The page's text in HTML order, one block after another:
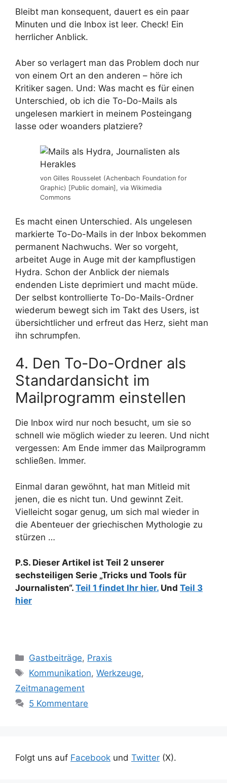
Bleibt man konsequent, dauert es ein paar
Minuten und die Inbox ist leer. Check! Ein
herrlicher Anblick.
Aber so verlagert man das Problem doch nur
von einem Ort an den anderen – höre ich
Kritiker sagen. Und: Was macht es für einen
Unterschied, ob ich die To-Do-Mails als
ungelesen markiert in meinem Posteingang
lasse oder woanders platziere?
von Gilles Rousselet (Achenbach Foundation for
Graphic) [Public domain], via Wikimedia
Commons
Es macht einen Unterschied. Als ungelesen
markierte To-Do-Mails in der Inbox bekommen
permanent Nachwuchs. Wer so vorgeht,
arbeitet Auge in Auge mit der kampflustigen
Hydra. Schon der Anblick der niemals
endenden Liste deprimiert und macht müde.
Der selbst kontrollierte To-Do-Mails-Ordner
wiederum bewegt sich im Takt des Users, ist
übersichtlicher und erfreut das Herz, sieht man
ihn schrumpfen.
4. Den To-Do-Ordner als
Standardansicht im
Mailprogramm einstellen
Die Inbox wird nur noch besucht, um sie so
schnell wie möglich wieder zu leeren. Und nicht
vergessen: Am Ende immer das Mailprogramm
schließen. Immer.
Einmal daran gewöhnt, hat man Mitleid mit
jenen, die es nicht tun. Und gewinnt Zeit.
Vielleicht sogar genug, um sich mal wieder in
die Abenteuer der griechischen Mythologie zu
stürzen …
P.S. Dieser Artikel ist Teil 2 unserer
sechsteiligen Serie „Tricks und Tools für
Journalisten“. Teil 1 findet Ihr hier. Und Teil 3
hier
Kategorien
Gastbeiträge, Praxis
Schlagwörter
Kommunikation,Werkzeuge,
Zeitmanagement
5 Kommentare
Folgt uns auf Facebook und Twitter (X).